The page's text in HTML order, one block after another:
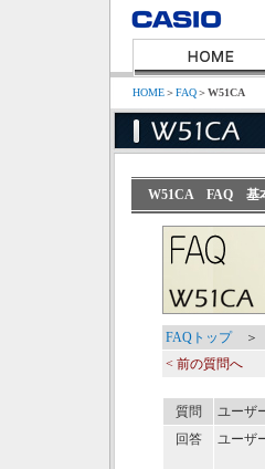
HOME＞FAQ＞W51CA
W51CA FAQ 基
FAQトップ＞
< 前の質問へ
質問
ユーザ
回答
ユーザ